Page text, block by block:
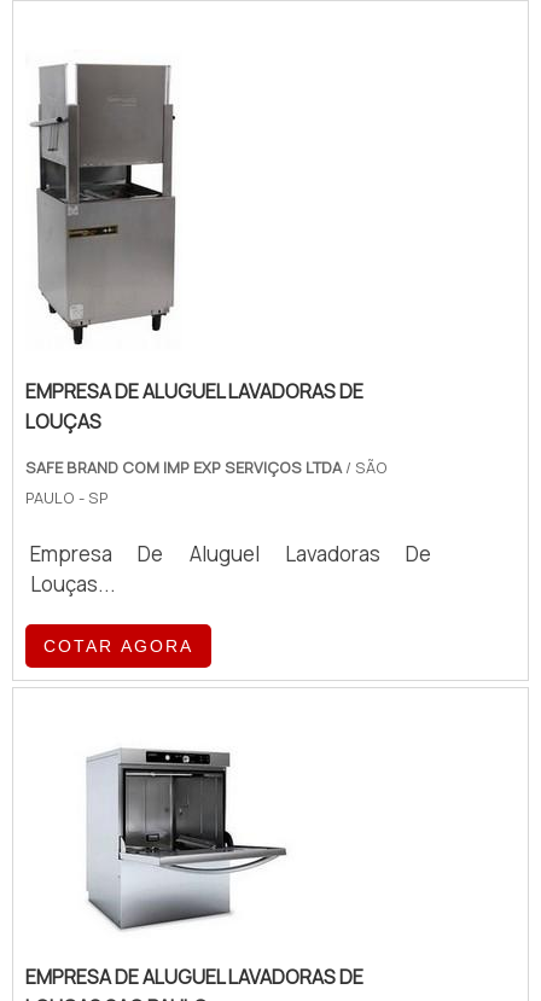
EMPRESA DE ALUGUEL LAVADORAS DE
LOUÇAS
SAFE BRAND COM IMP EXP SERVIÇOS LTDA/ SÃO
PAULO - SP
Empresa De Aluguel Lavadoras De
Louças...
COTAR AGORA
EMPRESA DE ALUGUEL LAVADORAS DE